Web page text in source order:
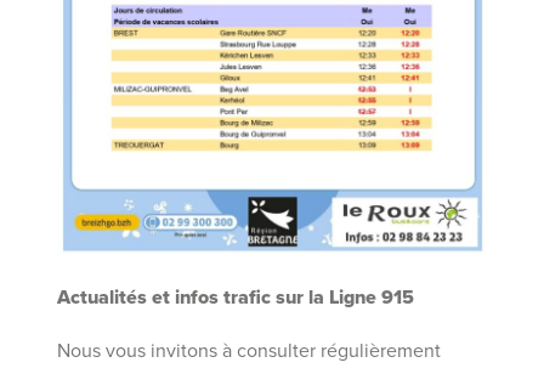
Actualités et infos trafic sur la Ligne 915
Nous vous invitons à consulter régulièrement